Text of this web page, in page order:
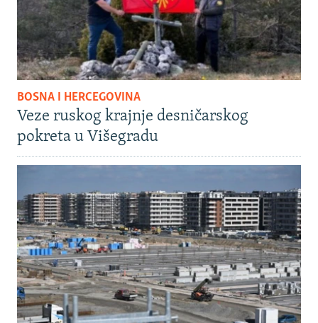
BOSNA I HERCEGOVINA
Veze ruskog krajnje desničarskog
pokreta u Višegradu